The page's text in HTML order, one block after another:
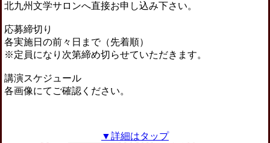
北九州文学サロンへ直接お申し込み下さい。
応募締切り
各実施日の前々日まで（先着順）
※定員になり次第締め切らせていただきます。
講演スケジュール
各画像にてご確認ください。
▼詳細はタップ